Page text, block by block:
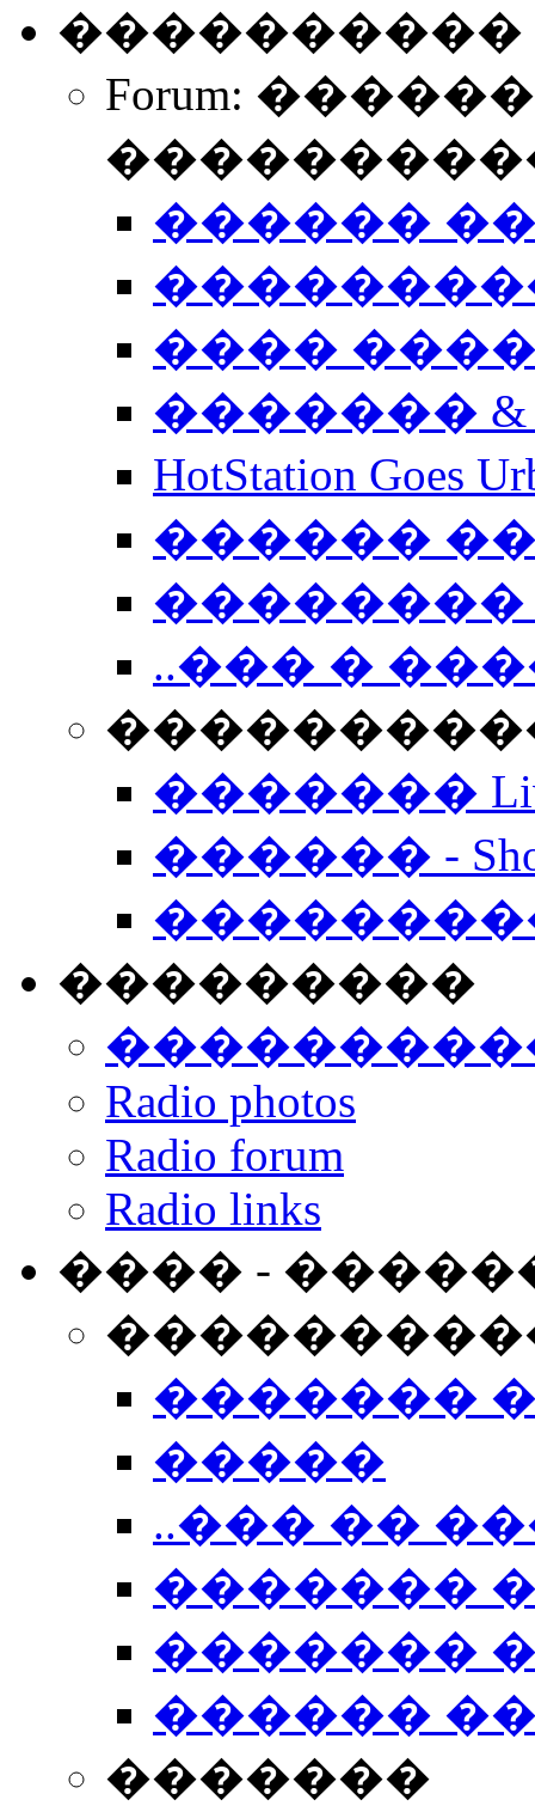
����������
Forum:
������
����
�������
HotStation
������
��������
..��� �
����������
�������
������ -
���������
Radio photos
Radio forum
Radio links
���� -
�������
�����
..��� ��
�������
�������
������
�������